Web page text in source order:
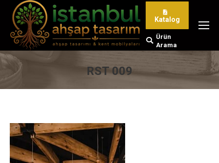
Katalog
Search:
Ürün
Arama
RST 009